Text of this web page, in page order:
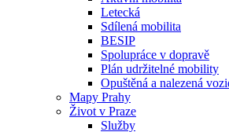
Letecká
Sdílená mobilita
BESIP
Spolupráce v dopravě
Plán udržitelné mobility
Opuštěná a nalezená
Mapy Prahy
Život v Praze
Služby